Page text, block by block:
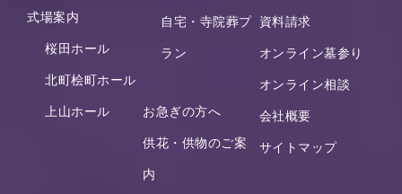
式場案内
桜田ホール
北町桧町ホール
上山ホール
自宅・寺院葬プ
ラン
お急ぎの方へ
供花・供物のご案
内
資料請求
オンライン墓参り
オンライン相談
会社概要
サイトマップ